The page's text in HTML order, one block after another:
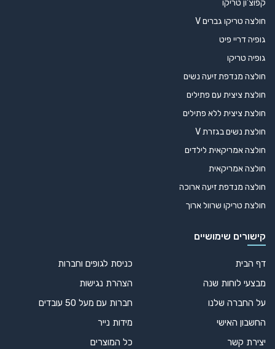
קפוצ'ון טריקו
חולצה טריקו גברים V
גופיה דריי פיט
גופיה טריקו
חולצה מנדפת זיעה נשים
חולצת ציצית עם פתילים
חולצת ציצית ללא פתילים
חולצת נשים בגזרת V
חולצה אמריקאית לילדים
חולצה אמריקאית
חולצה מנדפת זיעה ארוכה
חולצת טריקו שרוול ארוך
קישורים שימושיים
דף הבית
מבצעי לוחות שנה
על החברה שלנו
החשבון האישי
יצירת קשר
כניסת לגופים וחברות
הצהרת נגישות
חברות עם מעל 50 עובדים
מידות נייר
כל המוצרים